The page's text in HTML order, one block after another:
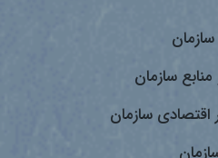
سازمان
اقتصادی سازمان